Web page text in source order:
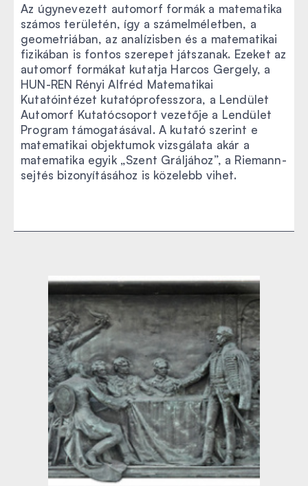
Az úgynevezett automorf formák a matematika
számos területén, így a számelméletben, a
geometriában, az analízisben és a matematikai
fizikában is fontos szerepet játszanak. Ezeket az
automorf formákat kutatja Harcos Gergely, a
HUN-REN Rényi Alfréd Matematikai
Kutatóintézet kutatóprofesszora, a Lendület
Automorf Kutatócsoport vezetője a Lendület
Program támogatásával. A kutató szerint e
matematikai objektumok vizsgálata akár a
matematika egyik „Szent Gráljához”, a Riemann-
sejtés bizonyításához is közelebb vihet.